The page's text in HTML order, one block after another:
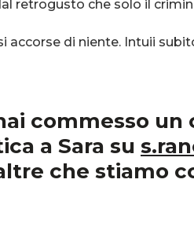
retrogusto che solo il
accorse di niente. Intuii
commesso
a Sara su
che stiamo